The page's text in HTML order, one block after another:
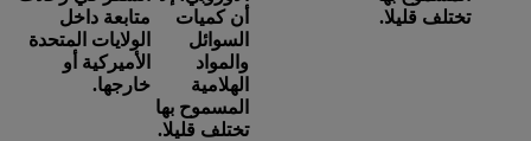
تختلف قليلا.
أن كميات
السوائل
والمواد
الهلامية
المسموح بها
تختلف قليلا.
متابعة داخل
الولايات المتحدة
الأميركية أو
خارجها.